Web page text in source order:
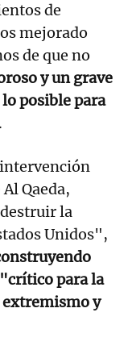
de
mejorado
de que no
y un grave
posible para
Qaeda,
la
Unidos",
para la
extremismo y